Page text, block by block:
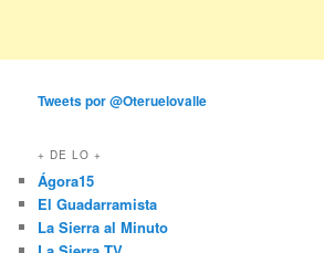
Tweets por @Oteruelovalle
+ DE LO +
Ágora15
El Guadarramista
La Sierra al Minuto